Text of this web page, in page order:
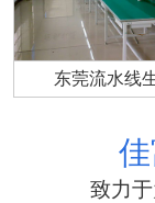
东莞流水线
致力